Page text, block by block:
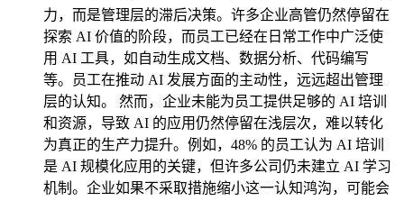
力，而是管理层的滞后决策。许多企业高管仍然停留在
探索 AI 价值的阶段，而员工已经在日常工作中广泛使
用 AI 工具，如自动生成文档、数据分析、代码编写
等。员工在推动 AI 发展方面的主动性，远远超出管理
层的认知。 然而，企业未能为员工提供足够的 AI 培训
和资源，导致 AI 的应用仍然停留在浅层次，难以转化
为真正的生产力提升。例如，48% 的员工认为 AI 培训
是 AI 规模化应用的关键，但许多公司仍未建立 AI 学习
机制。企业如果不采取措施缩小这一认知鸿沟，可能会